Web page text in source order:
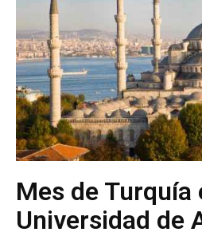
Mes de Turquía
Universidad de